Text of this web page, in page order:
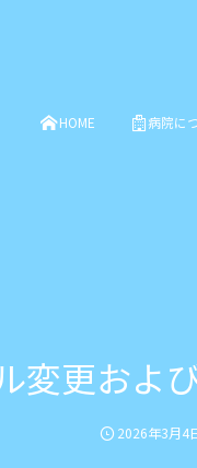
HOME 病院に
変更およ
2026年3月4